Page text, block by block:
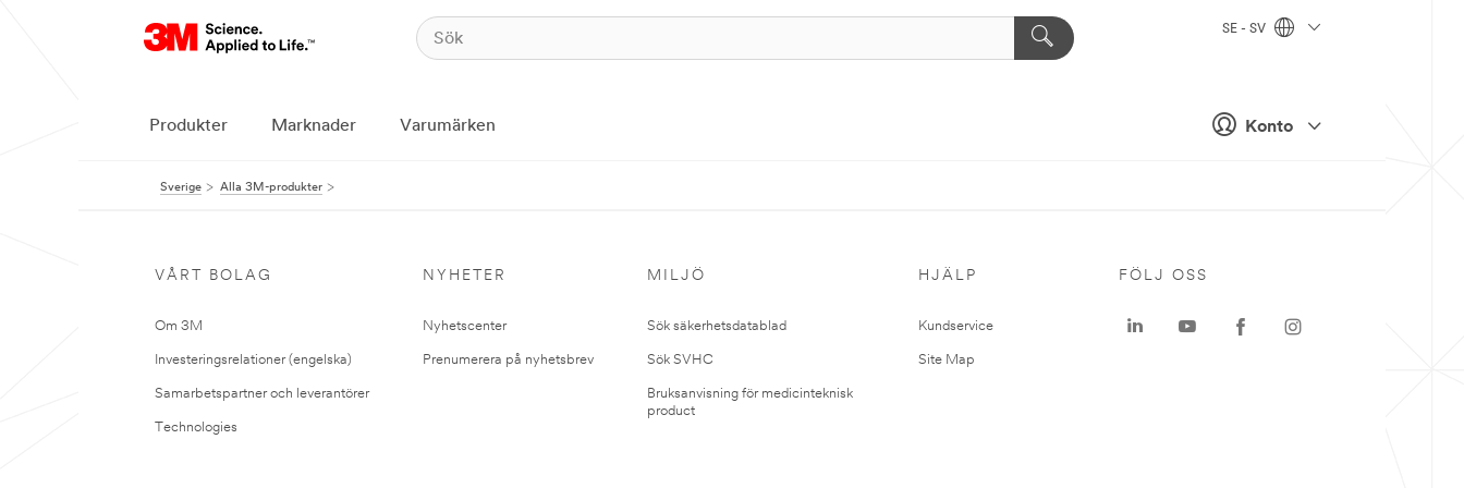
Konto
SE - SV
Produkter Marknader Varumärken
Sverige Alla 3M-produkter
VÅRT BOLAG
Om 3M
Investeringsrelationer (engelska)
Samarbetspartner och leverantörer
Technologies
NYHETER
Nyhetscenter
Prenumerera på nyhetsbrev
MILJÖ
Sök säkerhetsdatablad
Sök SVHC
Bruksanvisning för medicinteknisk
product
HJÄLP
Kundservice
Site Map
FÖLJ OSS